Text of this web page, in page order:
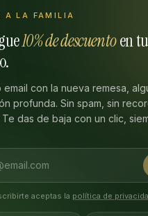
A LA FAMILIA
10% de descuentoen
email con la nueva remesa,
profunda. Sin spam, sin
Te das de baja con un clic,
aceptas la política de